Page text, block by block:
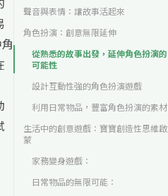
聲音與表情：讓故事活起來
角色扮演：創意無限延伸
從熟悉的故事出發，延伸角色扮演的
可能性
設計互動性強的角色扮演遊戲
利用日常物品，豐富角色扮演的素材
生活中的創意遊戲：寶寶創造性思維啟
蒙
家務變身遊戲：
日常物品的無限可能：